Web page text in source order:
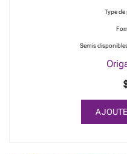
Type de
Semis